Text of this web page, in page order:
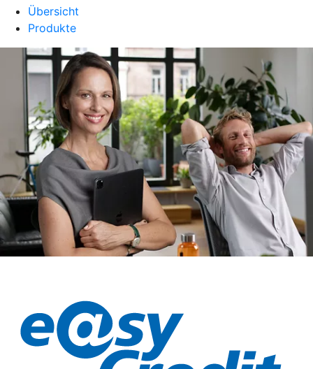
Übersicht
Produkte